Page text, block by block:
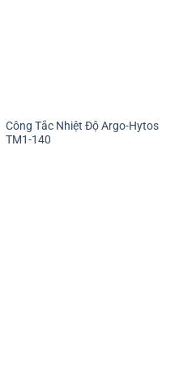
Công Tắc Nhiệt Độ Argo-Hytos
TM1-140